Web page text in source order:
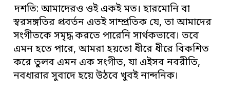
দশতি: আমাদেরও ওই একই মত। হারমোনি বা
স্বরসঙ্গতির প্রবর্তন এতই সাম্প্রতিক যে, তা আমাদের
সংগীতকে সমৃদ্ধ করতে পারেনি সার্থকভাবে। তবে
এমন হতে পারে, আমরা হয়তো ধীরে ধীরে বিকশিত
করে তুলব এমন এক সংগীত, যা এইসব নবরীতি,
নবধারার সুবাদে হয়ে উঠবে খুবই নান্দনিক।